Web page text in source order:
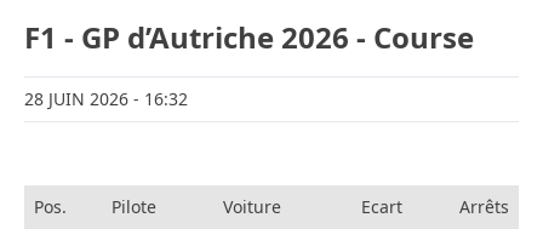
F1 - GP d’Autriche 2026 - Course
28 JUIN 2026 - 16:32
Pos. Pilote Voiture Ecart Arrêts